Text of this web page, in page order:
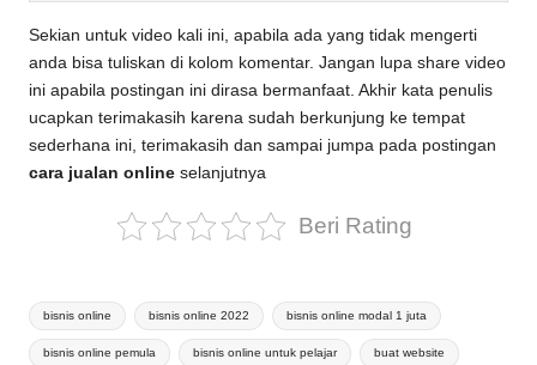
Sekian untuk video kali ini, apabila ada yang tidak mengerti
anda bisa tuliskan di kolom komentar. Jangan lupa share video
ini apabila postingan ini dirasa bermanfaat. Akhir kata penulis
ucapkan terimakasih karena sudah berkunjung ke tempat
sederhana ini, terimakasih dan sampai jumpa pada postingan
cara jualan online selanjutnya
Beri Rating
Tags:
bisnis online bisnis online 2022 bisnis online modal 1 juta
bisnis online pemula bisnis online untuk pelajar buat website